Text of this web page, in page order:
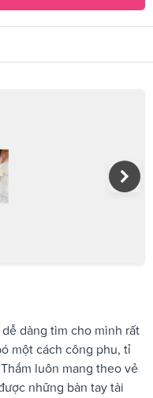
dễ dàng tìm cho mình rất
một cách công phu, tỉ
luôn mang theo vẻ
những bàn tay tài